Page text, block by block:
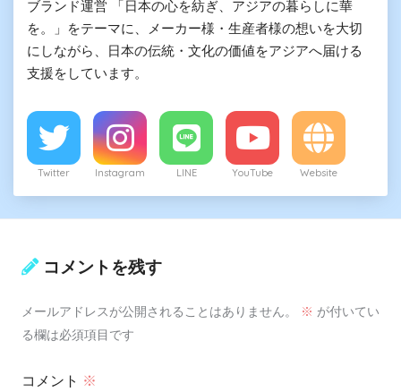
ブランド運営 「日本の心を紡ぎ、アジアの暮らしに華
を。」をテーマに、メーカー様・生産者様の想いを大切
にしながら、日本の伝統・文化の価値をアジアへ届ける
支援をしています。
Twitter Instagram LINE YouTube Website
コメントを残す
メールアドレスが公開されることはありません。 ※ が付いてい
る欄は必須項目です
コメント ※